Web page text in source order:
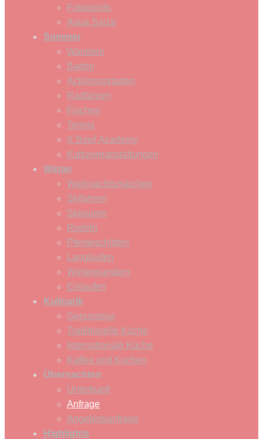
Fotopoints
Aqua Salza
Sommer
Wandern
Baden
Actionsportarten
Radfahren
Fischen
Tennis
X Bowl Academy
Kulturveranstaltungen
Winter
Weihnachtsmärchen
Skifahren
Skitouren
Rodeln
Pferdeschlitten
Langlaufen
Winterwandern
Eislaufen
Kulinarik
Genusstour
Traditionelle Küche
Internationale Küche
Kaffee und Kuchen
Übernachten
Unterkunft
Anfrage
Angebotsanfrage
Highlights